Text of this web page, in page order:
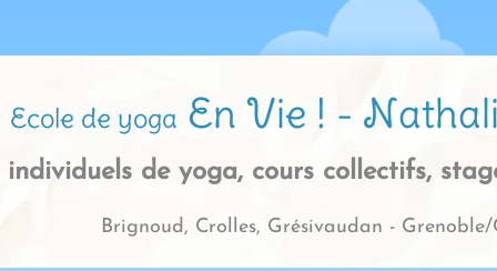
Ecole de yoga En Vie ! -
individuels de yoga, cours collectifs,
Brignoud, Crolles, Grésivaudan -